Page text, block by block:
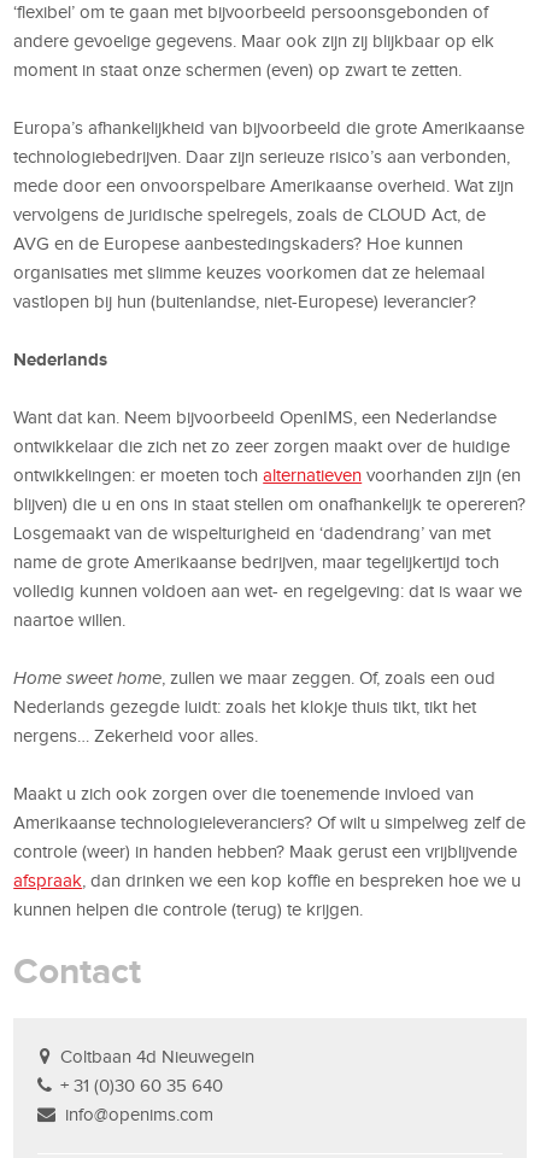
‘flexibel’ om te gaan met bijvoorbeeld persoonsgebonden of
andere gevoelige gegevens. Maar ook zijn zij blijkbaar op elk
moment in staat onze schermen (even) op zwart te zetten.
Europa’s afhankelijkheid van bijvoorbeeld die grote Amerikaanse
technologiebedrijven. Daar zijn serieuze risico’s aan verbonden,
mede door een onvoorspelbare Amerikaanse overheid. Wat zijn
vervolgens de juridische spelregels, zoals de CLOUD Act, de
AVG en de Europese aanbestedingskaders? Hoe kunnen
organisaties met slimme keuzes voorkomen dat ze helemaal
vastlopen bij hun (buitenlandse, niet-Europese) leverancier?
Nederlands
Want dat kan. Neem bijvoorbeeld OpenIMS, een Nederlandse
ontwikkelaar die zich net zo zeer zorgen maakt over de huidige
ontwikkelingen: er moeten tochalternatieven voorhanden zijn (en
blijven) die u en ons in staat stellen om onafhankelijk te opereren?
Losgemaakt van de wispelturigheid en ‘dadendrang’ van met
name de grote Amerikaanse bedrijven, maar tegelijkertijd toch
volledig kunnen voldoen aan wet- en regelgeving: dat is waar we
naartoe willen.
Home sweet home , zullen we maar zeggen. Of, zoals een oud
Nederlands gezegde luidt: zoals het klokje thuis tikt, tikt het
nergens… Zekerheid voor alles.
Maakt u zich ook zorgen over die toenemende invloed van
Amerikaanse technologieleveranciers? Of wilt u simpelweg zelf de
controle (weer) in handen hebben? Maak gerust een vrijblijvende
afspraak , dan drinken we een kop koffie en bespreken hoe we u
kunnen helpen die controle (terug) te krijgen.
Contact
Coltbaan 4d Nieuwegein
+ 31 (0)30 60 35 640
info@openims.com